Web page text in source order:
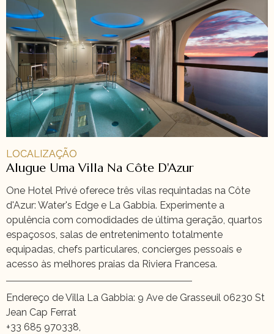
LOCALIZAÇÃO
Alugue Uma Villa Na Côte D'Azur
One Hotel Privé oferece três vilas requintadas na Côte
d'Azur: Water's Edge e La Gabbia. Experimente a
opulência com comodidades de última geração, quartos
espaçosos, salas de entretenimento totalmente
equipadas, chefs particulares, concierges pessoais e
acesso às melhores praias da Riviera Francesa.
Endereço de Villa La Gabbia: 9 Ave de Grasseuil 06230 St
Jean Cap Ferrat
+33 685 970338,